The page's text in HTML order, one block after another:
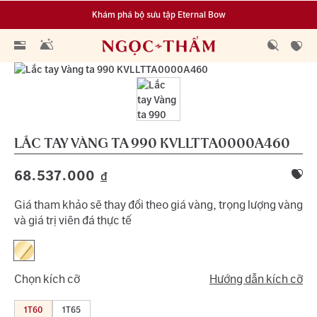
Khám phá bộ sưu tập Eternal Bow
Đa dạng lựa chọn tích luỹ từ 0.1 chỉ vàng 999.9
LẮC TAY VÀNG TA 990 KVLLTTA0000A460
68.537.000 đ
Giá tham khảo sẽ thay đổi theo giá vàng, trọng lượng vàng
và giá trị viên đá thực tế
Chọn kích cỡ Hướng dẫn kích cỡ
1T60 1T65